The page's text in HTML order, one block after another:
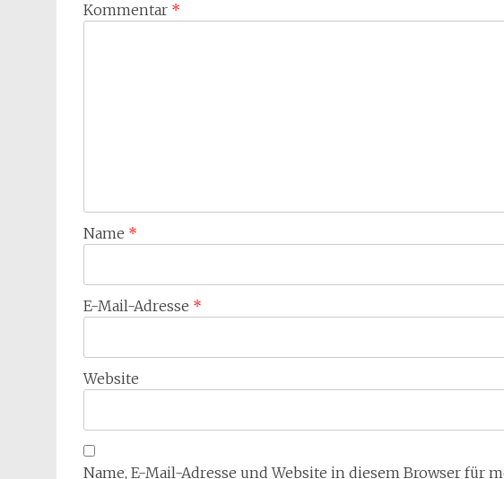
Kommentar *
Name *
E-Mail-Adresse *
Website
Name, E-Mail-Adresse und Website in diesem Browser für